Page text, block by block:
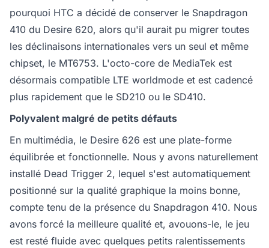
pourquoi HTC a décidé de conserver le Snapdragon
410 du Desire 620, alors qu'il aurait pu migrer toutes
les déclinaisons internationales vers un seul et même
chipset, le MT6753. L'octo-core de MediaTek est
désormais compatible LTE worldmode et est cadencé
plus rapidement que le SD210 ou le SD410.
Polyvalent malgré de petits défauts
En multimédia, le Desire 626 est une plate-forme
équilibrée et fonctionnelle. Nous y avons naturellement
installé Dead Trigger 2, lequel s'est automatiquement
positionné sur la qualité graphique la moins bonne,
compte tenu de la présence du Snapdragon 410. Nous
avons forcé la meilleure qualité et, avouons-le, le jeu
est resté fluide avec quelques petits ralentissements